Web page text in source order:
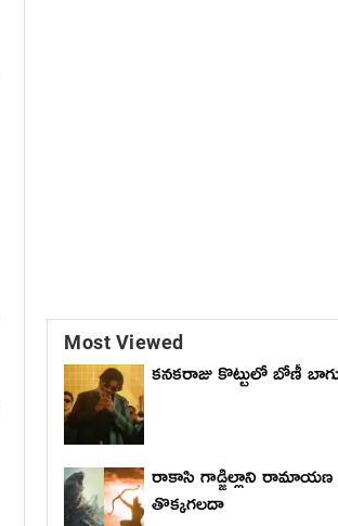
Most Viewed
కనకరాజు కొట్టులో బోణీ
రాకాసి గాడ్జిల్లాని రామాయణ
తొక్కగలదా